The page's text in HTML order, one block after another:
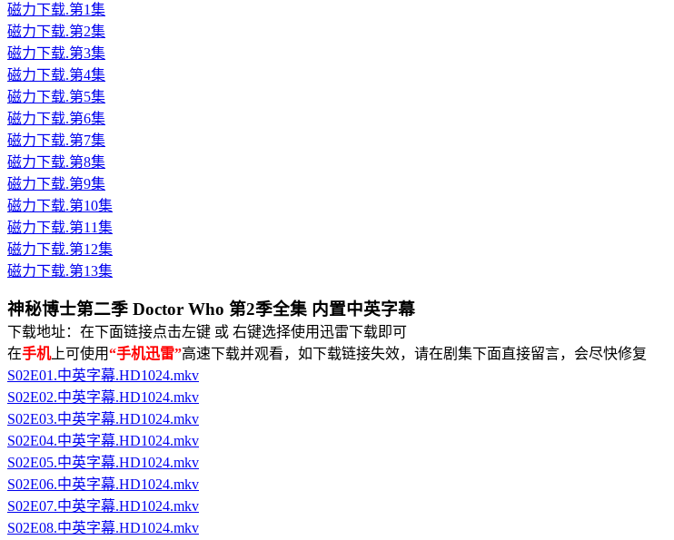
磁力下载.第1集
磁力下载.第2集
磁力下载.第3集
磁力下载.第4集
磁力下载.第5集
磁力下载.第6集
磁力下载.第7集
磁力下载.第8集
磁力下载.第9集
磁力下载.第10集
磁力下载.第11集
磁力下载.第12集
磁力下载.第13集
神秘博士第二季 Doctor Who 第2季全集 内置中英字幕
下载地址：在下面链接点击左键 或 右键选择使用迅雷下载即可
在手机上可使用“手机迅雷”高速下载并观看， 如下载链接失效，请在剧集下面直接留言，会尽快修复
S02E01.中英字幕.HD1024.mkv
S02E02.中英字幕.HD1024.mkv
S02E03.中英字幕.HD1024.mkv
S02E04.中英字幕.HD1024.mkv
S02E05.中英字幕.HD1024.mkv
S02E06.中英字幕.HD1024.mkv
S02E07.中英字幕.HD1024.mkv
S02E08.中英字幕.HD1024.mkv